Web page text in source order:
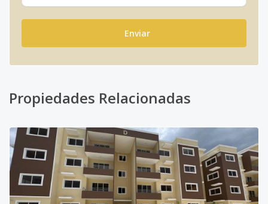
Enviar
Propiedades Relacionadas